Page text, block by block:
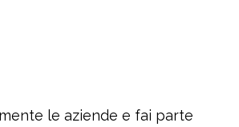
le aziende e fai parte